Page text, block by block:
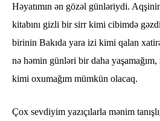
Həyatımın ən gözəl günləriydi.
kitabını gizli bir sirr kimi cibimdə
birinin Bakıda yara izi kimi qalan
nə həmin günləri bir daha
kimi oxumağım mümkün olacaq.
Çox sevdiyim yazıçılarla mənim